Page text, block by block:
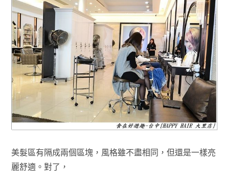
美髮區有隔成兩個區塊，風格雖不盡相同 ，但還是一樣亮
麗舒適。 對了 ，